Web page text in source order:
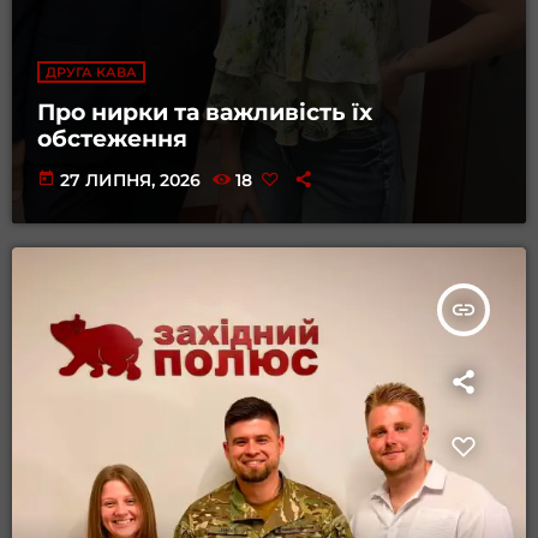
ДРУГА КАВА
Про нирки та важливість їх
обстеження
today 27 ЛИПНЯ, 2026 18
insert_link